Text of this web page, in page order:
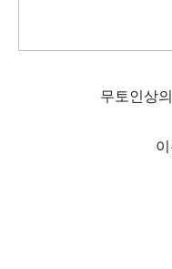
무토인상